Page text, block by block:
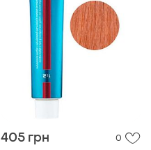
405 грн 0